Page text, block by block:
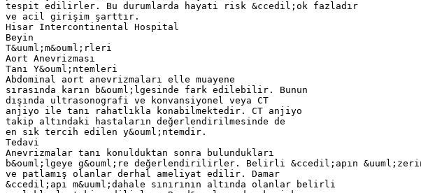
tespit edilirler. Bu durumlarda hayati risk &ccedil;ok fazladır
ve acil girişim şarttır.
Hisar Intercontinental Hospital
Beyin
T&uuml;m&ouml;rleri
Aort Anevrizması
Tanı Y&ouml;ntemleri
Abdominal aort anevrizmaları elle muayene
sırasında karın b&ouml;lgesinde fark edilebilir. Bunun
dışında ultrasonografi ve konvansiyonel veya CT
anjiyo ile tanı rahatlıkla konabilmektedir. CT anjiyo
takip altındaki hastaların değerlendirilmesinde de
en sık tercih edilen y&ouml;ntemdir.
Tedavi
Anevrizmalar tanı konulduktan sonra bulundukları
b&ouml;lgeye g&ouml;re değerlendirilirler. Belirli &ccedil;apın
ve patlamış olanlar derhal ameliyat edilir. Damar
&ccedil;apı m&uuml;dahale sınırının altında olanlar belirli